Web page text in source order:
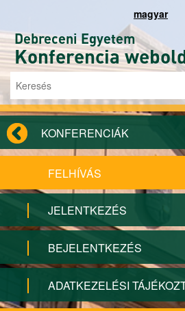
magyar
Debreceni Egyetem
Konferencia
Keresés űrlap
Keresés
KONFERENCIÁK
FELHÍVÁS
JELENTKEZÉS
BEJELENTKEZÉS
ADATKEZELÉSI